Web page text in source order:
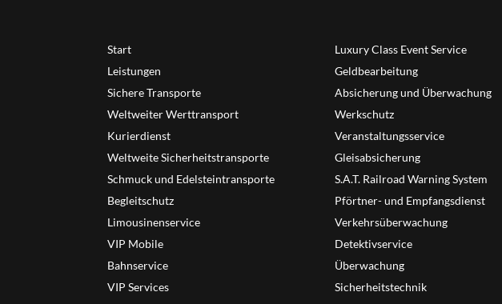
Start
Leistungen
Sichere Transporte
Weltweiter Werttransport
Kurierdienst
Weltweite Sicherheitstransporte
Schmuck und Edelsteintransporte
Begleitschutz
Limousinenservice
VIP Mobile
Bahnservice
VIP Services
Luxury Class Event Service
Geldbearbeitung
Absicherung und Überwachung
Werkschutz
Veranstaltungsservice
Gleisabsicherung
S.A.T. Railroad Warning System
Pförtner- und Empfangsdienst
Verkehrsüberwachung
Detektivservice
Überwachung
Sicherheitstechnik